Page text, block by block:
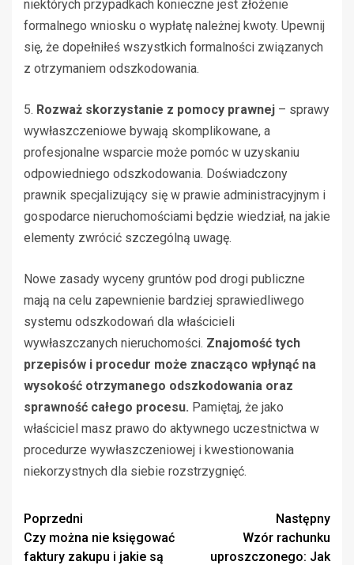
niektórych przypadkach konieczne jest złożenie
formalnego wniosku o wypłatę należnej kwoty. Upewnij
się, że dopełniłeś wszystkich formalności związanych
z otrzymaniem odszkodowania.
5. Rozważ skorzystanie z pomocy prawnej – sprawy
wywłaszczeniowe bywają skomplikowane, a
profesjonalne wsparcie może pomóc w uzyskaniu
odpowiedniego odszkodowania. Doświadczony
prawnik specjalizujący się w prawie administracyjnym i
gospodarce nieruchomościami będzie wiedział, na jakie
elementy zwrócić szczególną uwagę.
Nowe zasady wyceny gruntów pod drogi publiczne
mają na celu zapewnienie bardziej sprawiedliwego
systemu odszkodowań dla właścicieli
wywłaszczanych nieruchomości. Znajomość tych
przepisów i procedur może znacząco wpłynąć na
wysokość otrzymanego odszkodowania oraz
sprawność całego procesu. Pamiętaj, że jako
właściciel masz prawo do aktywnego uczestnictwa w
procedurze wywłaszczeniowej i kwestionowania
niekorzystnych dla siebie rozstrzygnięć.
Zobacz
wpisy
Poprzedni
Czy można nie księgować
faktury zakupu i jakie są
Następny
Wzór rachunku
uproszczonego: Jak